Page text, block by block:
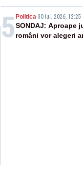
5 Politica-30 iul. 2026, 12:25
SONDAJ: Aproape
români vor alegeri